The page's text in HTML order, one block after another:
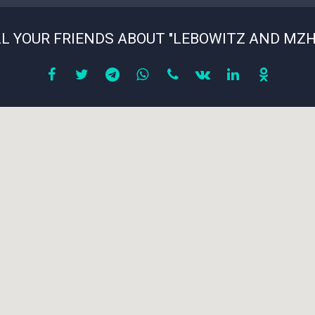
YOUR FRIENDS ABOUT "LEBOWITZ AND